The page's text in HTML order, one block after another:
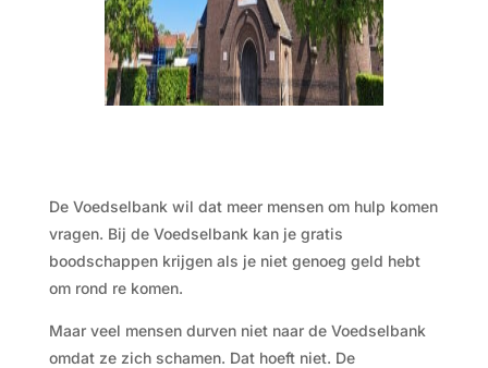
De Voedselbank wil dat meer mensen om hulp komen
vragen. Bij de Voedselbank kan je gratis
boodschappen krijgen als je niet genoeg geld hebt
om rond re komen.
Maar veel mensen durven niet naar de Voedselbank
omdat ze zich schamen. Dat hoeft niet. De